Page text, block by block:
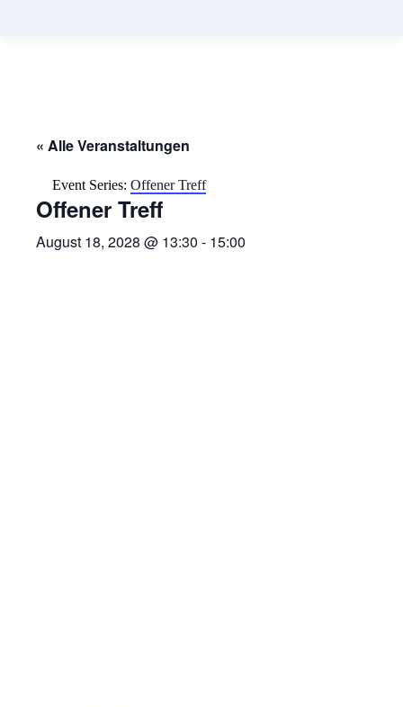
« Alle Veranstaltungen
Event Series: Offener Treff
Offener Treff
August 18, 2028 @ 13:30 - 15:00